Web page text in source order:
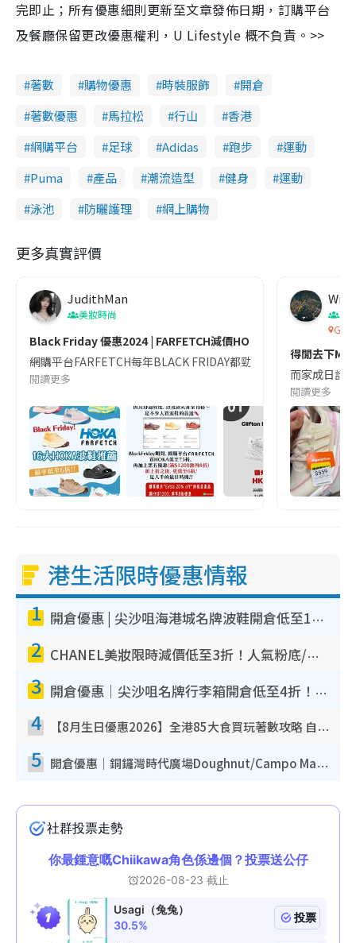
完即止；所有優惠細則更新至文章發佈日期，訂購平台
及餐廳保留更改優惠權利，U Lifestyle 概不負責。>>
著數 購物優惠 時裝服飾
開倉
著數優惠
馬拉松 行山
香港
網購平台
足球 Adidas 跑步
運動
Puma
產品 潮流造型 健身
運動
泳池
防曬護理 網上購物
更多真實評價
JudithMan
美妝時尚
Black Friday 優惠2024 | FARFETCH減價HOKA低至6折！$7xx
網購平台FARFETCH每年BLACK FRIDAY都勁減！今年HOKA
閱讀更多
著
得閒去下
而家成日話
閱讀更多
港生活限時優惠情報
1 開倉優惠 | 尖沙咀海港城名牌波鞋開倉低至1折！On鞋$899起／Joy&Peace鞋履$98起
2 CHANEL美妝限時減價低至3折！人氣粉底/唇膏/精華液低至$275！COCO香水都有平
3 開倉優惠｜尖沙咀名牌行李箱開倉低至4折！一連5日 American Tourister/ace./Hallmark $200起！
4 【8月生日優惠2026】全港85大食買玩著數攻略 自助餐/火鍋放題同行免費＋誠品/DONKI送現金券
5 開倉優惠｜銅鑼灣時代廣場Doughnut/Campo Marzio開倉低至1折！背囊、書包、手袋劈價$200起